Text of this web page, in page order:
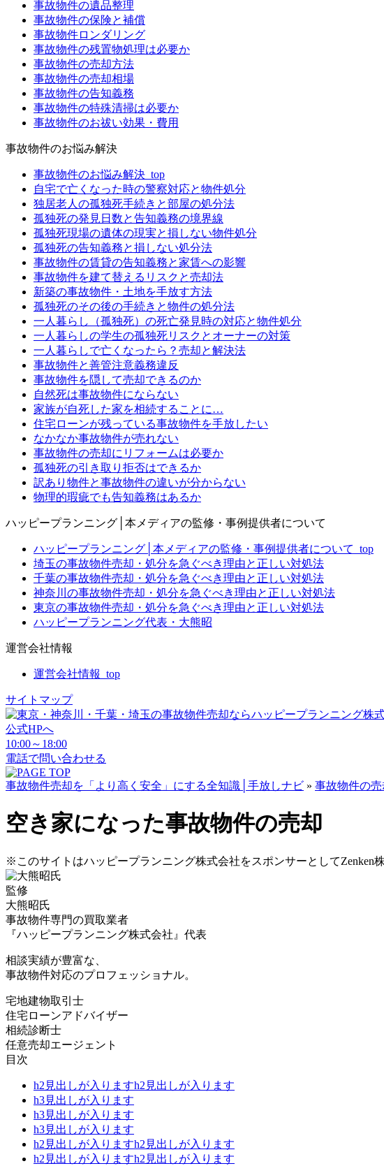
事故物件の遺品整理
事故物件の保険と補償
事故物件ロンダリング
事故物件の残置物処理は必要か
事故物件の売却方法
事故物件の売却相場
事故物件の告知義務
事故物件の特殊清掃は必要か
事故物件のお祓い効果・費用
事故物件のお悩み解決
事故物件のお悩み解決_top
自宅で亡くなった時の警察対応と物件処分
独居老人の孤独死手続きと部屋の処分法
孤独死の発見日数と告知義務の境界線
孤独死現場の遺体の現実と損しない物件処分
孤独死の告知義務と損しない処分法
事故物件の賃貸の告知義務と家賃への影響
事故物件を建て替えるリスクと売却法
新築の事故物件・土地を手放す方法
孤独死のその後の手続きと物件の処分法
一人暮らし（孤独死）の死亡発見時の対応と物件処分
一人暮らしの学生の孤独死リスクとオーナーの対策
一人暮らしで亡くなったら？売却と解決法
事故物件と善管注意義務違反
事故物件を隠して売却できるのか
自然死は事故物件にならない
家族が自死した家を相続することに…
住宅ローンが残っている事故物件を手放したい
なかなか事故物件が売れない
事故物件の売却にリフォームは必要か
孤独死の引き取り拒否はできるか
訳あり物件と事故物件の違いが分からない
物理的瑕疵でも告知義務はあるか
ハッピープランニング│本メディアの監修・事例提供者について
ハッピープランニング│本メディアの監修・事例提供者について_top
埼玉の事故物件売却・処分を急ぐべき理由と正しい対処法
千葉の事故物件売却・処分を急ぐべき理由と正しい対処法
神奈川の事故物件売却・処分を急ぐべき理由と正しい対処法
東京の事故物件売却・処分を急ぐべき理由と正しい対処法
ハッピープランニング代表・大熊昭
運営会社情報
運営会社情報_top
サイトマップ
公式HPへ
10:00～18:00
電話で問い合わせる
事故物件売却を「より高く安全」にする全知識│手放しナビ » 事故物件の
空き家になった事故物件の売却
※このサイトはハッピープランニング株式会社をスポンサーとしてZenken
監修
大熊昭氏
事故物件専門の買取業者
『ハッピープランニング株式会社』代表
相談実績が豊富な、
事故物件対応のプロフェッショナル。
宅地建物取引士
住宅ローンアドバイザー
相続診断士
任意売却エージェント
目次
h2見出しが入りますh2見出しが入ります
h3見出しが入ります
h3見出しが入ります
h3見出しが入ります
h2見出しが入りますh2見出しが入ります
h2見出しが入りますh2見出しが入ります